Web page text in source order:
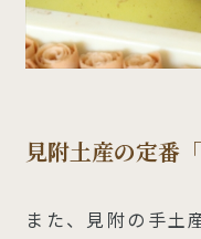
見附土産の定番
また、見附の手土